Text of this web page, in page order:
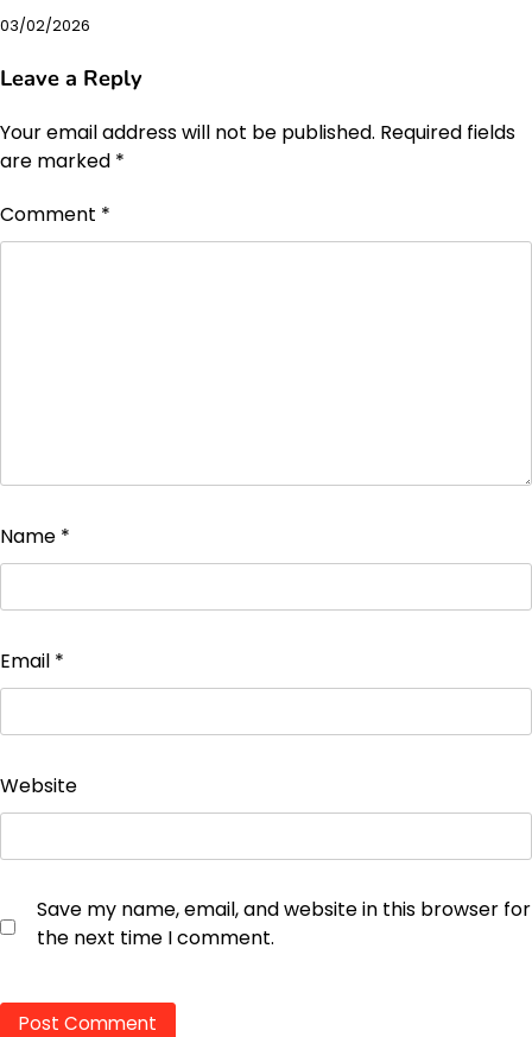
03/02/2026
Leave a Reply
Your email address will not be published. Required fields
are marked *
Comment *
Name *
Email *
Website
Save my name, email, and website in this browser for
the next time I comment.